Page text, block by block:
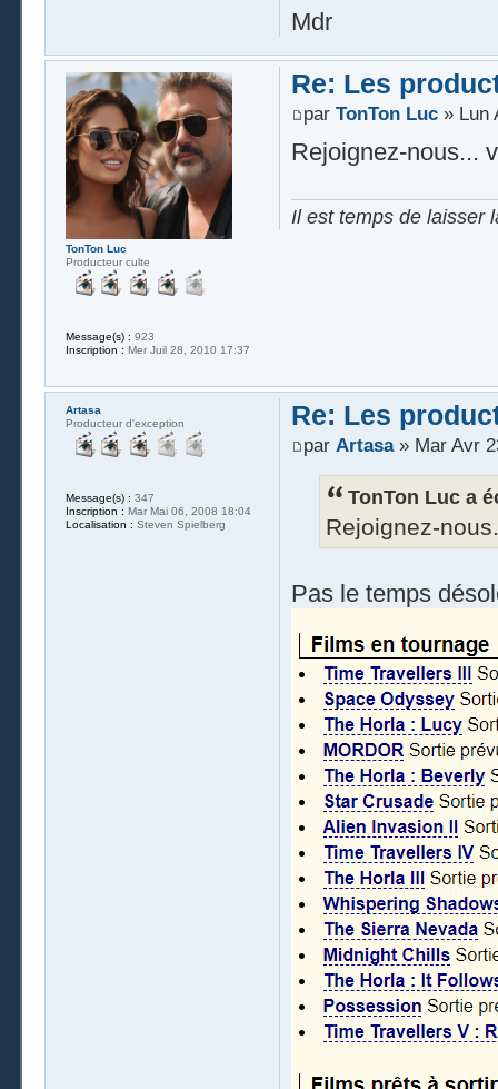
Mdr
Re: Les
par TonTon Luc» Lun
Rejoignez-nous...
Il est temps de laisser
TonTon Luc
Producteur culte
Message(s) : 923
Inscription : Mer Juil 28, 2010 17:37
Re: Les
par Artasa» Mar Avr
TonTon Luc a
Rejoignez-
Pas le temps
Artasa
Producteur d'exception
Message(s) : 347
Inscription : Mar Mai 06, 2008 18:04
Localisation : Steven Spielberg